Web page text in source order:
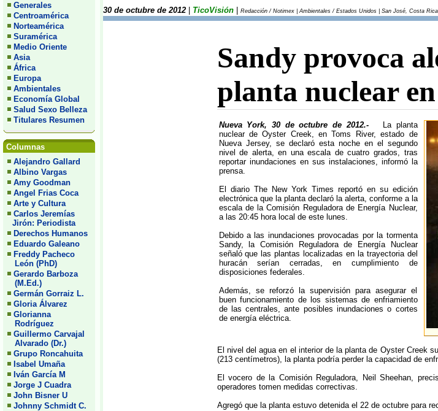
Generales
Centroamérica
Norteamérica
Suramérica
Medio Oriente
Asia
África
Europa
Ambientales
Economía Global
Salud Sexo Belleza
Titulares Resumen
Columnas
Alejandro Gallard
Albino Vargas
Amy Goodman
Angel Frias Coca
Arte y Cultura
Carlos Jeremías
Jirón: Periodista
Derechos Humanos
Eduardo Galeano
Freddy Pacheco
León (PhD)
Gerardo Barboza
(M.Ed.)
Germán Gorraiz L.
Gloria Álvarez
Glorianna
Rodríguez
Guillermo Carvajal
Alvarado (Dr.)
Grupo Roncahuita
Isabel Umaña
Iván García M
Jorge J Cuadra
John Bisner U
Johnny Schmidt C.
30 de octubre de 2012 | TicoVisión | Redacción / Notimex | Ambientales / Estados Unidos | San José, Costa
Sandy provoca
planta nuclear
Nueva York, 30 de octubre de 2012.- La planta
nuclear de Oyster Creek, en Toms River, estado de
Nueva Jersey, se declaró esta noche en el segundo
nivel de alerta, en una escala de cuatro grados, tras
reportar inundaciones en sus instalaciones, informó la
prensa.
El diario The New York Times reportó en su edición
electrónica que la planta declaró la alerta, conforme a la
escala de la Comisión Reguladora de Energía Nuclear,
a las 20:45 hora local de este lunes.
Debido a las inundaciones provocadas por la tormenta
Sandy, la Comisión Reguladora de Energía Nuclear
señaló que las plantas localizadas en la trayectoria del
huracán serían cerradas, en cumplimiento de
disposiciones federales.
Además, se reforzó la supervisión para asegurar el
buen funcionamiento de los sistemas de enfriamiento
de las centrales, ante posibles inundaciones o cortes
de energía eléctrica.
El nivel del agua en el interior de la planta de Oyster Creek
(213 centímetros), la planta podría perder la capacidad de
El vocero de la Comisión Reguladora, Neil Sheehan,
operadores tomen medidas correctivas.
Agregó que la planta estuvo detenida el 22 de octubre para